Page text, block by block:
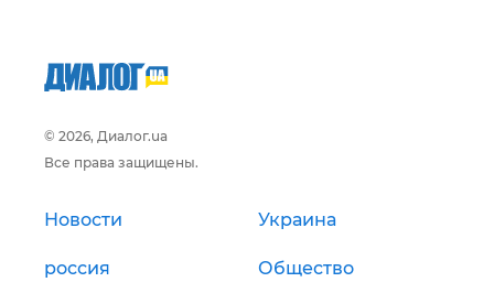
© 2026, Диалог.ua
Все права защищены.
Новости Украина
россия Общество